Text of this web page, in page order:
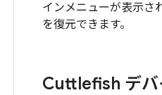
インメニューが表示さ
を復元できます。
Cuttlefish デバ